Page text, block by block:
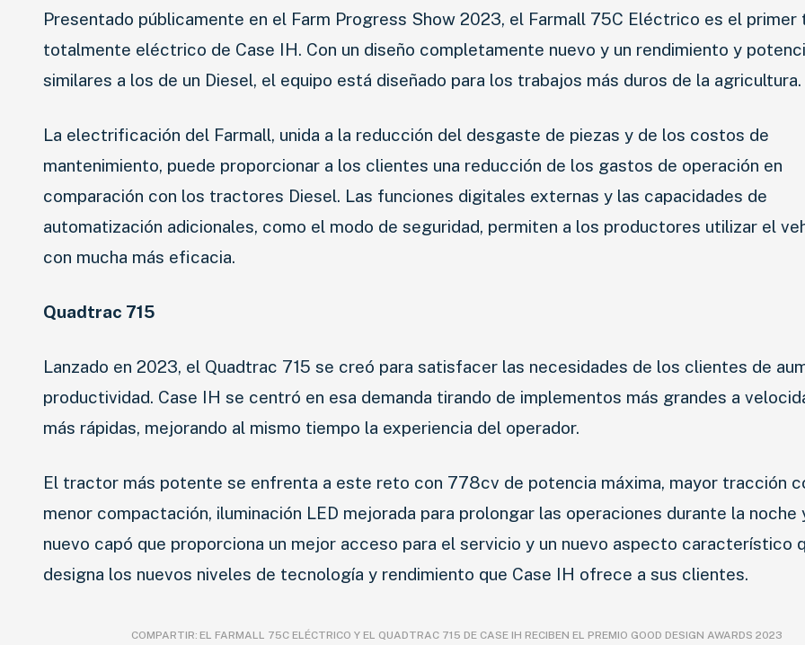
SEGURIDAD VIAL
CLASIFICADOS
Presentado públicamente en el Farm Progress Show 2023, el Farmall 75C Eléctrico es el
totalmente eléctrico de Case IH. Con un diseño completamente nuevo y un rendimiento y
similares a los de un Diesel, el equipo está diseñado para los trabajos más duros de la agricultura.
La electrificación del Farmall, unida a la reducción del desgaste de piezas y de los costos de
mantenimiento, puede proporcionar a los clientes una reducción de los gastos de operación en
comparación con los tractores Diesel. Las funciones digitales externas y las capacidades de
automatización adicionales, como el modo de seguridad, permiten a los productores utilizar el
con mucha más eficacia.
Quadtrac 715
Lanzado en 2023, el Quadtrac 715 se creó para satisfacer las necesidades de los clientes de
productividad. Case IH se centró en esa demanda tirando de implementos más grandes a
más rápidas, mejorando al mismo tiempo la experiencia del operador.
El tractor más potente se enfrenta a este reto con 778cv de potencia máxima, mayor tracción
menor compactación, iluminación LED mejorada para prolongar las operaciones durante la noche
nuevo capó que proporciona un mejor acceso para el servicio y un nuevo aspecto característico
designa los nuevos niveles de tecnología y rendimiento que Case IH ofrece a sus clientes.
COMPARTIR: EL FARMALL 75C ELÉCTRICO Y EL QUADTRAC 715 DE CASE IH RECIBEN EL PREMIO GOOD DESIGN AWARDS 2023